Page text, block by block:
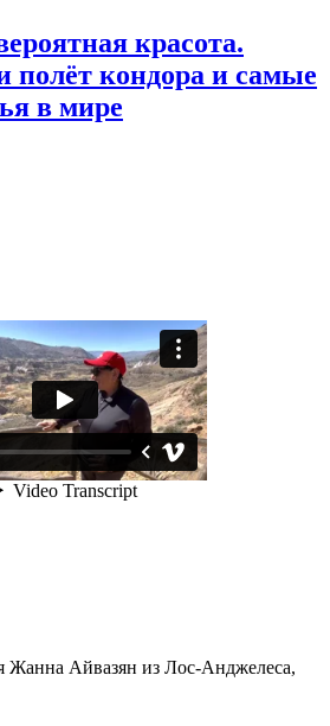
красота.
полёт кондора и самые
в мире
Жанна Айвазян из Лос-Анджелеса,